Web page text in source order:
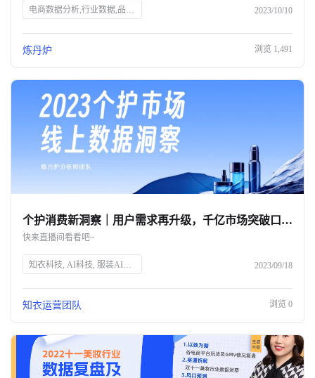
电商数据分析,行业数据,品牌数据,店铺数据,商品数据,炼丹炉,全域数据覆盖,市场规模,行业发展趋势 2023/10/10
炼丹炉 浏览 1,491
个护消费新洞察｜用户需求再升级，千亿市场突破口究竟在何方？
快来直播间看看吧~
知衣科技, AI科技, 服装AI大数据, 个护消费趋势, 消费者需求, 个人护理, 精细化消费, 品牌突破, 直播预告, 数据洞察 2023/09/18
知衣运营团队 浏览 0